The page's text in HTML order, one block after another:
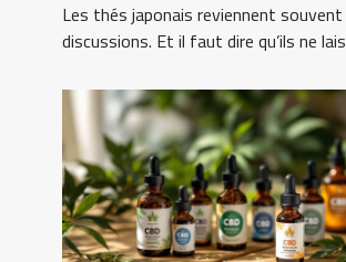
Les thés japonais reviennent souvent
discussions. Et il faut dire qu’ils ne